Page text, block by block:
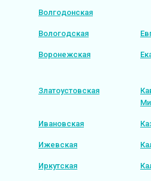
Волгодонская
Вологодская
Воронежская
Златоустовская
Ивановская
Ижевская
Иркутская